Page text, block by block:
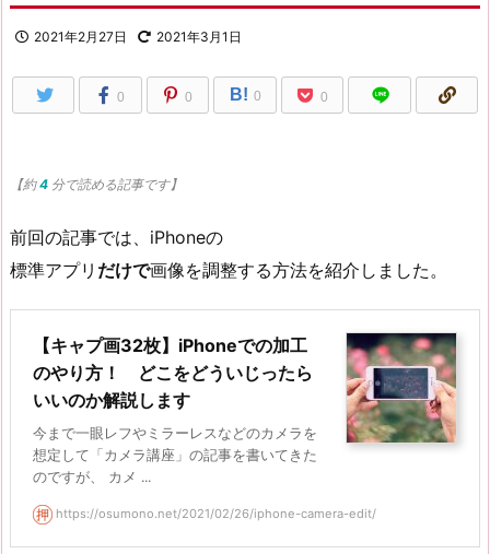
2021年2月27日 2021年3月1日
0 0 B! 0 0
【約4 分で読める記事です】
前回の記事では、iPhoneの
標準アプリ だけで画像を調整する方法を紹介しました。
【キャプ画32枚】iPhoneでの加工
のやり方！ どこをどういじったら
いいのか解説します
今まで一眼レフやミラーレスなどのカメラを
想定して「カメラ講座」の記事を書いてきた
のですが、 カメ ...
https://osumono.net/2021/02/26/iphone-camera-edit/